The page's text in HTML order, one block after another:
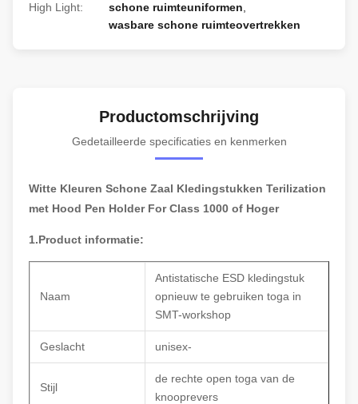
High Light:
schone ruimteuniformen
wasbare schone ruimteovertrekken
Productomschrijving
Gedetailleerde specificaties en kenmerken
Witte Kleuren Schone Zaal Kledingstukken Terilization
met Hood Pen Holder For Class 1000 of Hoger
1.Product informatie:
Naam
Antistatische ESD kledingstuk
opnieuw te gebruiken toga in
SMT-workshop
Geslacht unisex-
Stijl
de rechte open toga van de
knooprevers